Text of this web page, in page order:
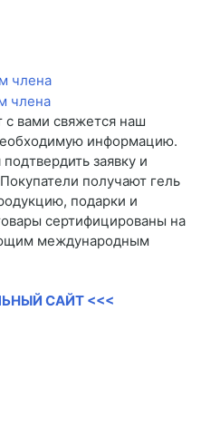
члена
с вами свяжется наш
информацию.
заявку и
получают гель
подарки и
сертифицированы на
международным
САЙТ <<<